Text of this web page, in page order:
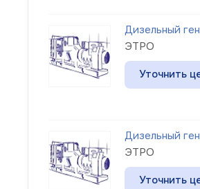
Дизельный
ЭТРО
Уточнить
Дизельный
ЭТРО
Уточнить